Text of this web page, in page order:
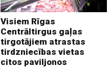
Visiem Rīgas
Centrāltirgus gaļas
tirgotājiem atrastas
tirdzniecības vietas
citos paviljonos